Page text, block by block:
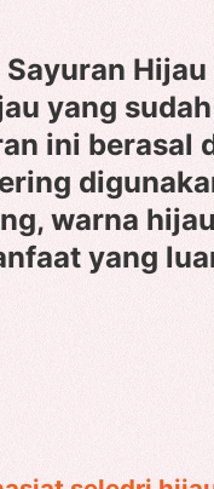
yang
ini berasal
warna
yang